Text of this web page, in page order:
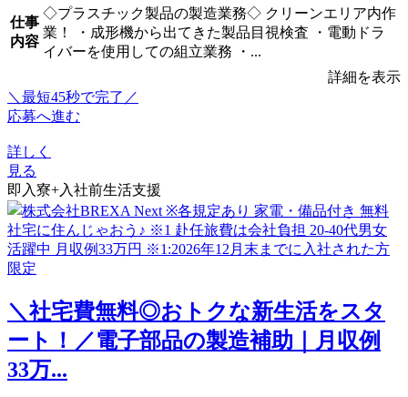
仕事
内容
◇プラスチック製品の製造業務◇ クリーンエリア内作
業！ ・成形機から出てきた製品目視検査 ・電動ドラ
イバーを使用しての組立業務 ・...
詳細を表示
＼最短45秒で完了／
応募へ進む
詳しく
見る
即入寮+入社前生活支援
＼社宅費無料◎おトクな新生活をスタ
ート！／電子部品の製造補助｜月収例
33万...